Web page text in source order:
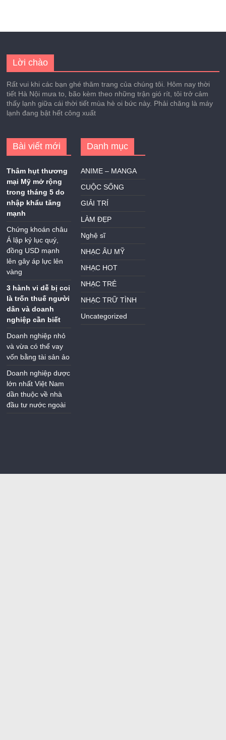
Lời chào
Rất vui khi các bạn ghé thăm trang của chúng tôi. Hôm nay thời
tiết Hà Nội mưa to, bão kèm theo những trận gió rít, tôi trở cảm
thấy lạnh giữa cái thời tiết mùa hè oi bức này. Phải chăng là máy
lạnh đang bật hết công xuất
Bài viết mới
Thâm hụt thương
mại Mỹ mở rộng
trong tháng 5 do
nhập khẩu tăng
mạnh
Chứng khoán châu
Á lập kỷ lục quý,
đồng USD mạnh
lên gây áp lực lên
vàng
3 hành vi dễ bị coi
là trốn thuế người
dân và doanh
nghiệp cần biết
Doanh nghiệp nhỏ
và vừa có thể vay
vốn bằng tài sản ảo
Doanh nghiệp dược
lớn nhất Việt Nam
dần thuộc về nhà
đầu tư nước ngoài
Danh mục
ANIME – MANGA
CUỘC SỐNG
GIẢI TRÍ
LÀM ĐẸP
Nghệ sĩ
NHẠC ÂU MỸ
NHẠC HOT
NHẠC TRẺ
NHẠC TRỮ TÌNH
Uncategorized